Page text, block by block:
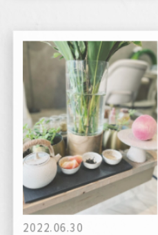
2022.06.30